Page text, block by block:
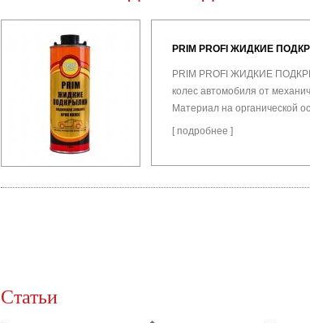
PRIM PROFI ЖИДКИЕ
PRIM PROFI ЖИДКИЕ
колес автомобиля от
Материал на органической
[ подробнее ]
Статьи